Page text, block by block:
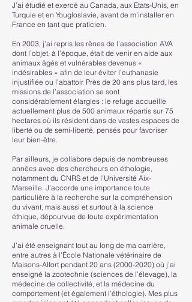
J’ai étudié et exercé au Canada, aux Etats-Unis, en
Turquie et en Yougloslavie, avant de m’installer en
France en tant que praticien.
En 2003, j’ai repris les rênes de l’association AVA
dont l’objet, à l’époque, était de venir en aide aux
animaux âgés et vulnérables devenus «
indésirables » afin de leur éviter l’euthanasie
injustifiée ou l’abattoir. Près de 20 ans plus tard, les
missions de l’association se sont
considérablement élargies : le refuge accueille
actuellement plus de 500 animaux répartis sur 75
hectares où ils résident dans de vastes espaces de
liberté ou de semi-liberté, pensés pour favoriser
leur bien-être.
Par ailleurs, je collabore depuis de nombreuses
années avec des chercheurs en éthologie,
notamment du CNRS et de l’Université Aix-
Marseille. J’accorde une importance toute
particulière à la recherche sur la compréhension
du vivant, mais aussi et surtout à la science
éthique, dépourvue de toute expérimentation
animale cruelle.
J’ai été enseignant tout au long de ma carrière,
entre autres à l’École Nationale vétérinaire de
Maisons-Alfort pendant 20 ans (2000-2020) où j’ai
enseigné la zootechnie (sciences de l’élevage), la
médecine de collectivité, et la médecine du
comportement (et également l’éthologie). Mes plus